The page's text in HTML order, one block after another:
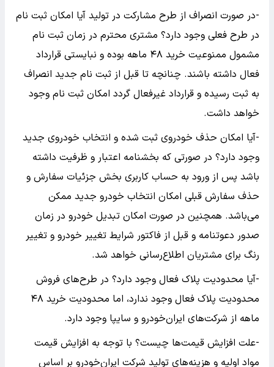
-در صورت انصراف از طرح مشارکت در تولید آیا امکان ثبت نام
در طرح فعلی وجود دارد؟ مشتری محترم در زمان ثبت نام
مشمول ممنوعیت خرید ۴۸ ماهه بوده و نبایستی قرارداد
فعال داشته باشند. چنانچه تا قبل از ثبت نام جدید انصراف
به ثبت رسیده و قرارداد غیرفعال گردد امکان ثبت نام وجود
خواهد داشت.
-آیا امکان حذف خودروی ثبت شده و انتخاب خودروی جدید
وجود دارد؟ در صورتی که بخشنامه اعتبار و ظرفیت داشته
باشد پس از ورود به حساب کاربری بخش جزئیات سفارش و
حذف سفارش قبلی امکان انتخاب خودرو جدید ممکن
می‌باشد. همچنین در صورت امکان تبدیل خودرو در زمان
صدور دعوتنامه و قبل از فاکتور شرایط تغییر خودرو و تغییر
رنگ برای مشتریان اطلاع‌رسانی خواهد شد.
-آیا محدودیت پلاک فعال وجود دارد؟ در طرح‌های فروش
محدودیت پلاک فعال وجود ندارد، اما محدودیت خرید ۴۸
ماهه از شرکت‌های ایران‌خودرو و سایپا وجود دارد.
-علت افزایش قیمت‌ها چیست؟ با توجه به افزایش قیمت
مواد اولیه و هزینه‌های تولید شرکت ایران‌خودرو بر اساس